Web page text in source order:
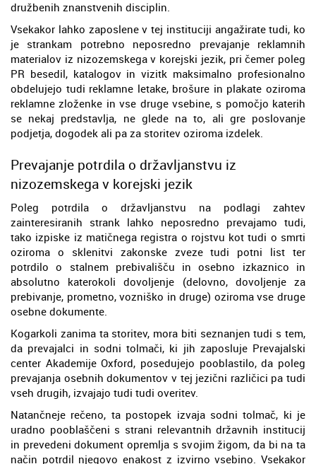
družbenih znanstvenih disciplin.
Vsekakor lahko zaposlene v tej instituciji angažirate tudi, ko
je strankam potrebno neposredno prevajanje reklamnih
materialov iz nizozemskega v korejski jezik, pri čemer poleg
PR besedil, katalogov in vizitk maksimalno profesionalno
obdelujejo tudi reklamne letake, brošure in plakate oziroma
reklamne zloženke in vse druge vsebine, s pomočjo katerih
se nekaj predstavlja, ne glede na to, ali gre poslovanje
podjetja, dogodek ali pa za storitev oziroma izdelek.
Prevajanje potrdila o državljanstvu iz
nizozemskega v korejski jezik
Poleg potrdila o državljanstvu na podlagi zahtev
zainteresiranih strank lahko neposredno prevajamo tudi,
tako izpiske iz matičnega registra o rojstvu kot tudi o smrti
oziroma o sklenitvi zakonske zveze tudi potni list ter
potrdilo o stalnem prebivališču in osebno izkaznico in
absolutno katerokoli dovoljenje (delovno, dovoljenje za
prebivanje, prometno, vozniško in druge) oziroma vse druge
osebne dokumente.
Kogarkoli zanima ta storitev, mora biti seznanjen tudi s tem,
da prevajalci in sodni tolmači, ki jih zaposluje Prevajalski
center Akademije Oxford, posedujejo pooblastilo, da poleg
prevajanja osebnih dokumentov v tej jezični različici pa tudi
vseh drugih, izvajajo tudi tudi overitev.
Natančneje rečeno, ta postopek izvaja sodni tolmač, ki je
uradno pooblaščeni s strani relevantnih državnih institucij
in prevedeni dokument opremlja s svojim žigom, da bi na ta
način potrdil njegovo enakost z izvirno vsebino. Vsekakor